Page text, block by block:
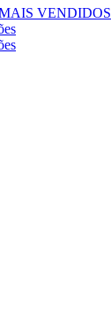
VENDIDOS